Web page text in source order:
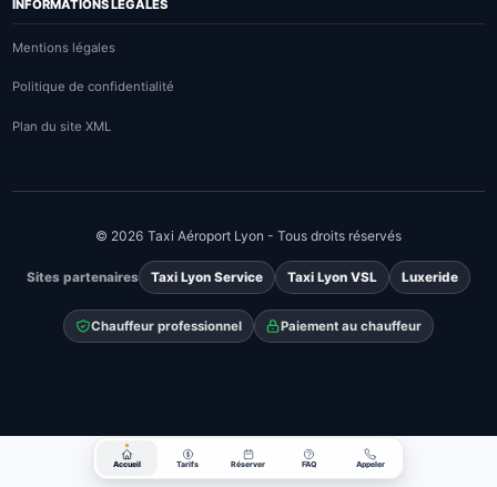
INFORMATIONS LÉGALES
Mentions légales
Politique de confidentialité
Plan du site XML
© 2026 Taxi Aéroport Lyon - Tous droits réservés
Sites partenaires Taxi Lyon Service Taxi Lyon VSL Luxeride
Chauffeur professionnel Paiement au chauffeur
Accueil Tarifs FAQ
Réserver